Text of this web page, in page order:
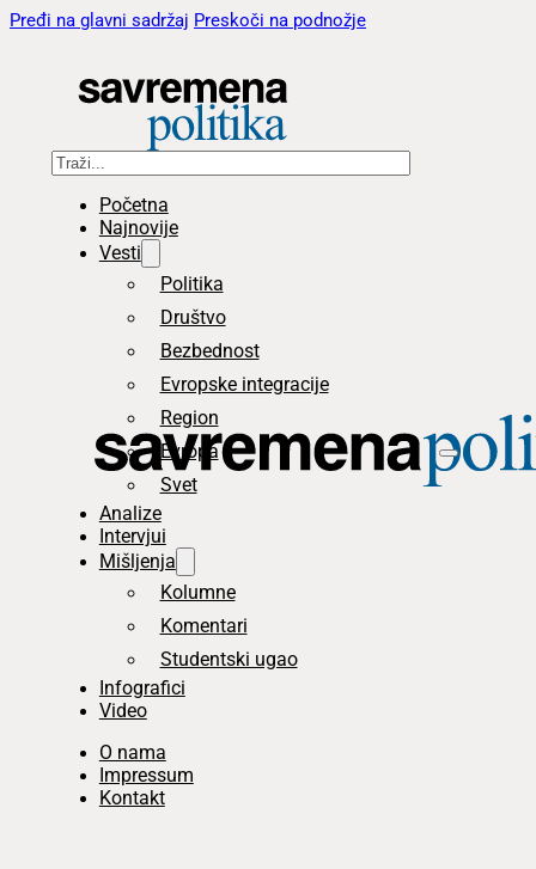
Pređi na glavni sadržaj Preskoči na podnožje
Pretraga
Početna
Najnovije
Vesti
Politika
Društvo
Bezbednost
Evropske integracije
Region
Evropa
Svet
Analize
Intervjui
Mišljenja
Kolumne
Komentari
Studentski ugao
Infografici
Video
O nama
Impressum
Kontakt